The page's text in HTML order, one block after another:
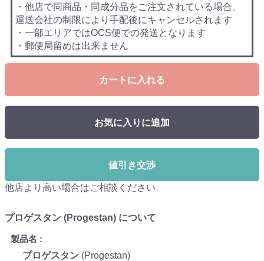
・他店で同商品・同成分品をご注文されている場合、
運送会社の制限により手配後にキャンセルされます
・一部エリアではOCS便での発送となります
・郵便局留めは出来ません
カートに入れる
お気に入りに追加
値引き交渉
他店より高い場合はご相談ください
プロゲスタン (Progestan) について
製品名
プロゲスタン (Progestan)